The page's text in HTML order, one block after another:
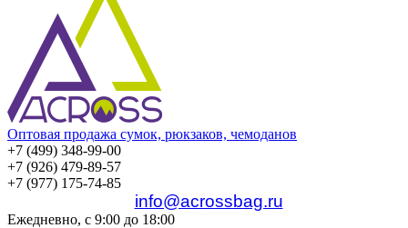
Оптовая продажа сумок, рюкзаков, чемоданов
+7 (499) 348-99-00
+7 (926) 479-89-57
+7 (977) 175-74-85
info@acrossbag.ru
Ежедневно, с 9:00 до 18:00